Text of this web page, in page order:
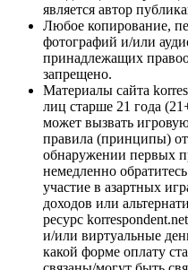
является автор
Любое копирование,
фотографий и/или
принадлежащих
запрещено.
Материалы сайта
лиц старше 21 года
может вызвать
правила (принципы)
обнаружении первых
немедленно
участие в азартных
доходов или
ресурс
и/или виртуальные
какой форме оплату